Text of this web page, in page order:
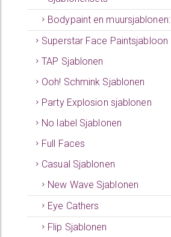
Bodypaint en muursjablonen:
Superstar Face Paintsjabloon
TAP Sjablonen
Ooh! Schmink Sjablonen
Party Explosion sjablonen
No label Sjablonen
Full Faces
Casual Sjablonen
New Wave Sjablonen
Eye Cathers
Flip Sjablonen